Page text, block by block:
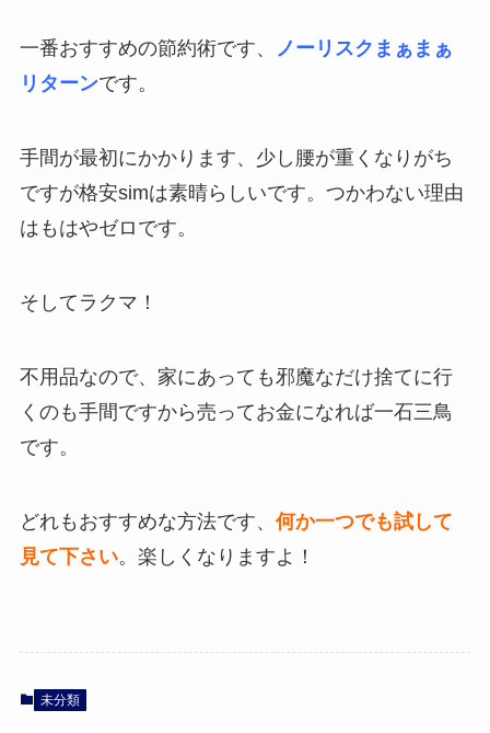
一番おすすめの節約術です、
ノーリスクまぁまぁ
リターンです。
手間が最初にかかります、少し腰が重くなりがち
ですが格安simは素晴らしいです。つかわない理由
はもはやゼロです。
そしてラクマ！
不用品なので、家にあっても邪魔なだけ捨てに行
くのも手間ですから売ってお金になれば一石三鳥
です。
どれもおすすめな方法です、 何か一つでも試して
見て下さい。楽しくなりますよ！
未分類